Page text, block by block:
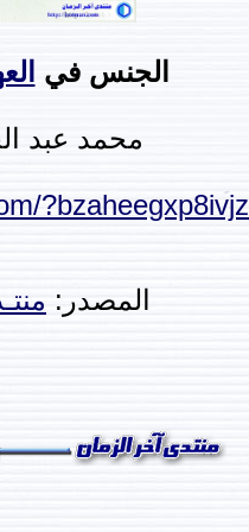
الجنس في
محمد عبد
المصدر: